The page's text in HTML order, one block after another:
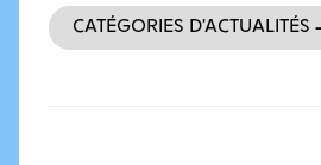
Catégories d’actualités